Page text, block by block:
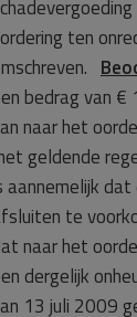
ten
bedrag van
naar het
geldende
aannemelijk
te
naar het
dergelijk
13 juli 2009